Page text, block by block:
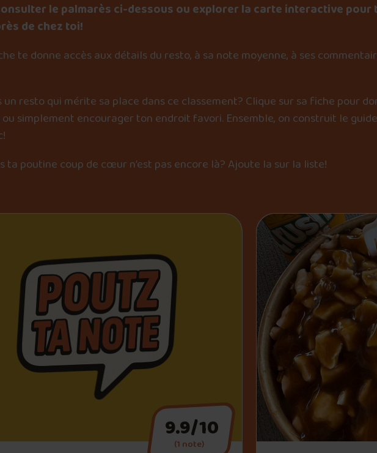
le palmarès ci-dessous ou explorer la carte interactive
de chez toi!
te donne accès aux détails du resto, à sa note moyenne, à ses
un resto qui mérite sa place dans ce classement? Clique sur sa fiche pour
simplement encourager ton endroit favori. Ensemble, on construit le
ta poutine coup de cœur n’est pas encore là? Ajoute la sur la liste!
9.9/10
(1 note)